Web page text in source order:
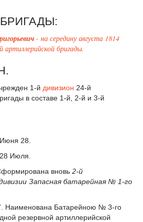
- на середину августа 1814
артиллерийской бригады.
1-й дивизион 24-й
в составе 1-й, 2-й и 3-й
28.
Июля.
вновь 2-й
Запасная батарейная № 1-го
Наименована Батарейною № 3-го
резервной артиллерийской